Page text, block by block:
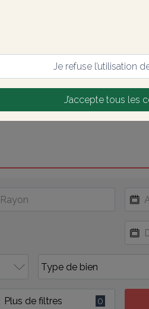
Je refuse l’utilisation
J’accepte tous les
Plus de filtres 0